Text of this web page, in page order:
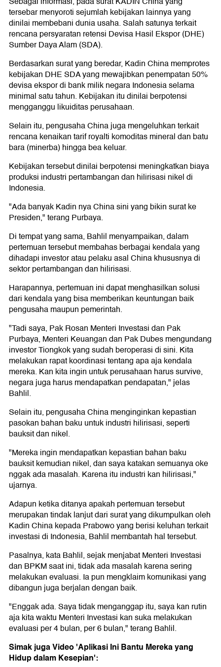
tersebar menyoroti sejumlah kebijakan lainnya yang
dinilai membebani dunia usaha. Salah satunya terkait
rencana persyaratan retensi Devisa Hasil Ekspor (DHE)
Sumber Daya Alam (SDA).
Berdasarkan surat yang beredar, Kadin China memprotes
kebijakan DHE SDA yang mewajibkan penempatan 50%
devisa ekspor di bank milik negara Indonesia selama
minimal satu tahun. Kebijakan itu dinilai berpotensi
mengganggu likuiditas perusahaan.
Selain itu, pengusaha China juga mengeluhkan terkait
rencana kenaikan tarif royalti komoditas mineral dan batu
bara (minerba) hingga bea keluar.
Kebijakan tersebut dinilai berpotensi meningkatkan biaya
produksi industri pertambangan dan hilirisasi nikel di
Indonesia.
"Ada banyak Kadin nya China sini yang bikin surat ke
Presiden," terang Purbaya.
Di tempat yang sama, Bahlil menyampaikan, dalam
pertemuan tersebut membahas berbagai kendala yang
dihadapi investor atau pelaku asal China khususnya di
sektor pertambangan dan hilirisasi.
Harapannya, pertemuan ini dapat menghasilkan solusi
dari kendala yang bisa memberikan keuntungan baik
pengusaha maupun pemerintah.
"Tadi saya, Pak Rosan Menteri Investasi dan Pak
Purbaya, Menteri Keuangan dan Pak Dubes mengundang
investor Tiongkok yang sudah beroperasi di sini. Kita
melakukan rapat koordinasi tentang apa aja kendala
mereka. Kan kita ingin untuk perusahaan harus survive,
negara juga harus mendapatkan pendapatan," jelas
Bahlil.
Selain itu, pengusaha China menginginkan kepastian
pasokan bahan baku untuk industri hilirisasi, seperti
bauksit dan nikel.
"Mereka ingin mendapatkan kepastian bahan baku
bauksit kemudian nikel, dan saya katakan semuanya oke
nggak ada masalah. Karena itu industri kan hilirisasi,"
ujarnya.
Adapun ketika ditanya apakah pertemuan tersebut
merupakan tindak lanjut dari surat yang dikumpulkan oleh
Kadin China kepada Prabowo yang berisi keluhan terkait
investasi di Indonesia, Bahlil membantah hal tersebut.
Pasalnya, kata Bahlil, sejak menjabat Menteri Investasi
dan BPKM saat ini, tidak ada masalah karena sering
melakukan evaluasi. Ia pun mengklaim komunikasi yang
dibangun juga berjalan dengan baik.
"Enggak ada. Saya tidak menganggap itu, saya kan rutin
aja kita waktu Menteri Investasi kan suka melakukan
evaluasi per 4 bulan, per 6 bulan," terang Bahlil.
Simak juga Video 'Aplikasi Ini Bantu Mereka yang
Hidup dalam Kesepian':